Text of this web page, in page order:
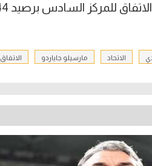
للمركز السادس برصيد 44 نقطة.
الاتحاد مارسيلو جاياردو الاتفاق